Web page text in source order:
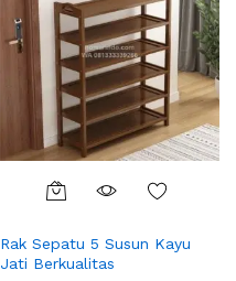
Rak Sepatu 5 Susun Kayu
Jati Berkualitas